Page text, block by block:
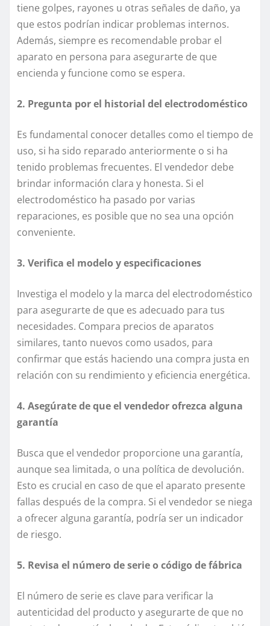
tiene golpes, rayones u otras señales de daño, ya
que estos podrían indicar problemas internos.
Además, siempre es recomendable probar el
aparato en persona para asegurarte de que
encienda y funcione como se espera.
2. Pregunta por el historial del electrodoméstico
Es fundamental conocer detalles como el tiempo de
uso, si ha sido reparado anteriormente o si ha
tenido problemas frecuentes. El vendedor debe
brindar información clara y honesta. Si el
electrodoméstico ha pasado por varias
reparaciones, es posible que no sea una opción
conveniente.
3. Verifica el modelo y especificaciones
Investiga el modelo y la marca del electrodoméstico
para asegurarte de que es adecuado para tus
necesidades. Compara precios de aparatos
similares, tanto nuevos como usados, para
confirmar que estás haciendo una compra justa en
relación con su rendimiento y eficiencia energética.
4. Asegúrate de que el vendedor ofrezca alguna
garantía
Busca que el vendedor proporcione una garantía,
aunque sea limitada, o una política de devolución.
Esto es crucial en caso de que el aparato presente
fallas después de la compra. Si el vendedor se niega
a ofrecer alguna garantía, podría ser un indicador
de riesgo.
5. Revisa el número de serie o código de fábrica
El número de serie es clave para verificar la
autenticidad del producto y asegurarte de que no